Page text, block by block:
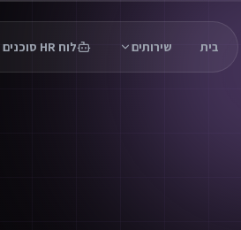
בית שירותים לוח HR סוכנים